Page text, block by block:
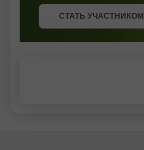
СТАТЬ УЧАСТНИКОМ
СТАТЬ УЧАСТНИКОМ
ПОЛУЧИТЬ БОНУС